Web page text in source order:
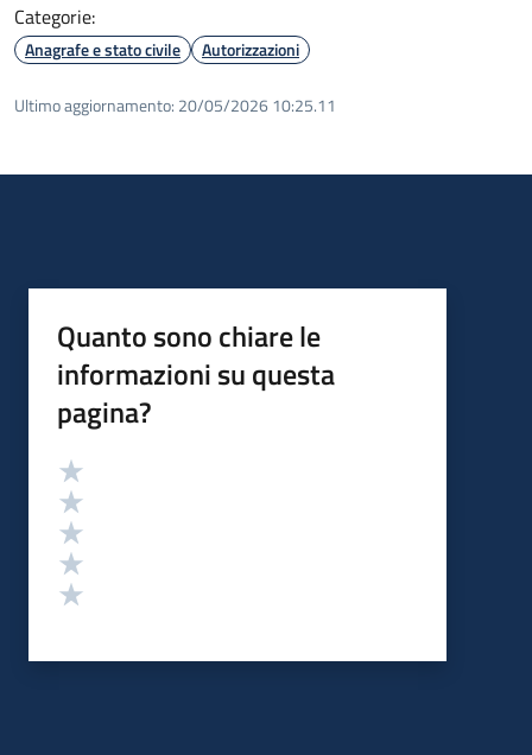
Categorie:
Anagrafe e stato civile Autorizzazioni
Ultimo aggiornamento: 20/05/2026 10:25.11
Quanto sono chiare le
informazioni su questa
pagina?
Valutazione